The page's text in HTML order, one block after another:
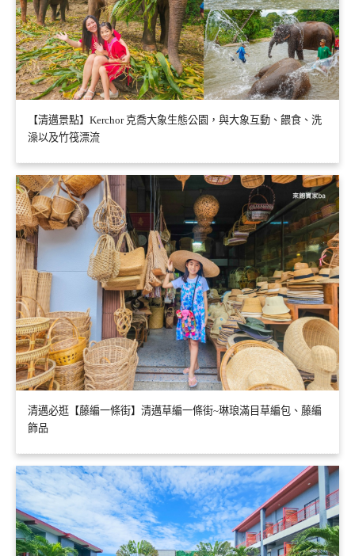
【清邁景點】Kerchor 克喬大象生態公園，與大象互動、餵食、洗
澡以及竹筏漂流
清邁必逛【藤編一條街】清邁草編一條街~琳琅滿目草編包、藤編
飾品